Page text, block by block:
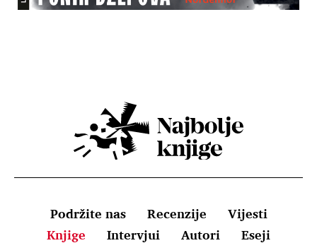
Podržite nas Recenzije
Vijesti
Knjige
Intervjui Autori Eseji